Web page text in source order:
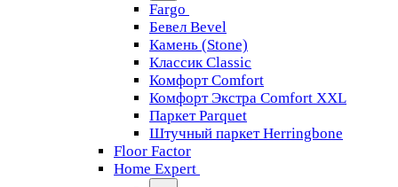
Fargo
Бевел Bevel
Камень (Stone)
Классик Classic
Комфорт Comfort
Комфорт Экстра Comfort XXL
Паркет Parquet
Штучный паркет Herringbone
Floor Factor
Home Expert